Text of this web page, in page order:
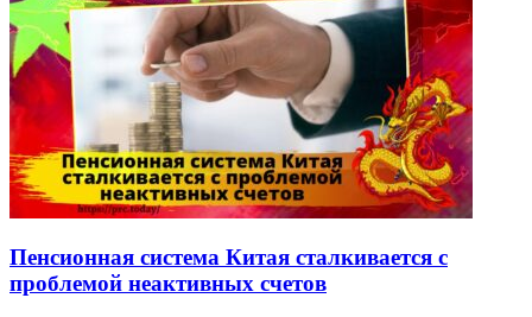
Пенсионная система Китая сталкивается с
проблемой неактивных счетов